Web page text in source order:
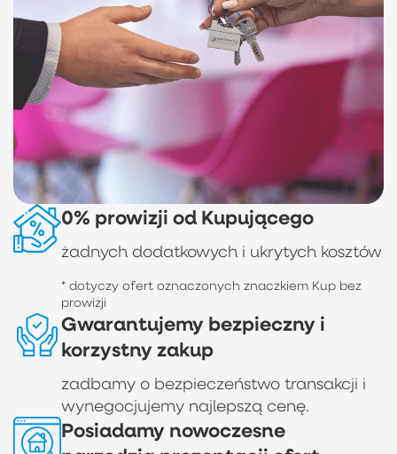
0% prowizji od Kupującego
żadnych dodatkowych i ukrytych kosztów
* dotyczy ofert oznaczonych znaczkiem Kup bez
prowizji
Gwarantujemy bezpieczny i
korzystny zakup
zadbamy o bezpieczeństwo transakcji i
wynegocjujemy najlepszą cenę.
Posiadamy nowoczesne